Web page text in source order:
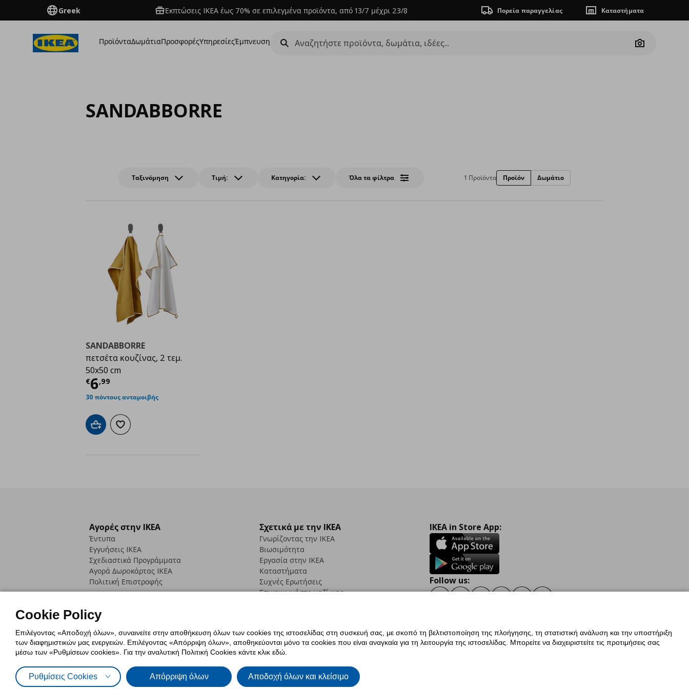
Greek Εκπτώσεις IKEA έως 70% σε επιλεγμένα προϊόντα, από 13/7 μέχρι 23/8 Πορεία παραγγελίας Καταστήματα
ΠροϊόνταΔωμάτιαΠροσφορέςΥπηρεσίεςΈμπνευση
Camera
SANDABBORRE
Ταξινόμηση Τιμή: Κατηγορία: Όλα τα φίλτρα 1 Προϊόντα Προϊόν Δωμάτιο
SANDABBORRE
πετσέτα κουζίνας, 2 τεμ.
50x50 cm
€6,99
Τρέχουσα τιμή
30 πόντους ανταμοιβής
Προσθήκη στο καλάθι
Προσθήκη στα αγαπημένα
Αγορές στην IKEA
Έντυπα
Εγγυήσεις IKEA
Σχεδιαστικά Προγράμματα
Αγορά Δωρoκάρτας IKEA
Πολιτική Επιστροφής
Σχετικά με την IKEA
Γνωρίζοντας την IKEA
Βιωσιμότητα
Εργασία στην IKEA
Καταστήματα
Συχνές Ερωτήσεις
Επικοινωνήστε μαζί μας
IKEA in Store App:
Follow us:
Πολιτική Cookies Δήλωση ψηφιακής προσβασιμότητας
Γενική Πολιτική Προσωπικών Δεδομένων
Cookie Policy
Επιλέγοντας «Αποδοχή όλων», συναινείτε στην αποθήκευση όλων των cookies της ιστοσελίδας στη συσκευή σας, με σκοπό τη βελτιστοποίηση της πλοήγησης, τη στατιστική ανάλυση και την υποστήριξη
των διαφημιστικών μας ενεργειών. Επιλέγοντας «Απόρριψη όλων», αποθηκεύονται μόνο τα cookies που είναι αναγκαία για τη λειτουργία της ιστοσελίδας. Μπορείτε να διαχειριστείτε τις προτιμήσεις σας
μέσω των «Ρυθμίσεων cookies». Για την αναλυτική Πολιτική Cookies κάντε κλικ εδώ.
Ρυθμίσεις Cookies Απόρριψη όλων Αποδοχή όλων και κλείσιμο